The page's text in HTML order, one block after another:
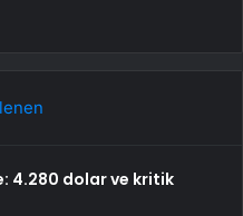
4.280 dolar ve kritik